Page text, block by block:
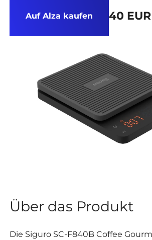
Auf Alza kaufen 40 EUR
Über das Produkt
Die Siguro SC-F840B Coffee